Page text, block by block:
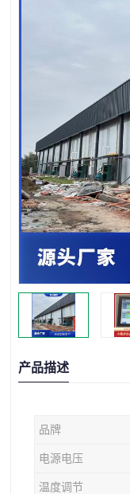
产品描述
品牌
电源电压
温度调节